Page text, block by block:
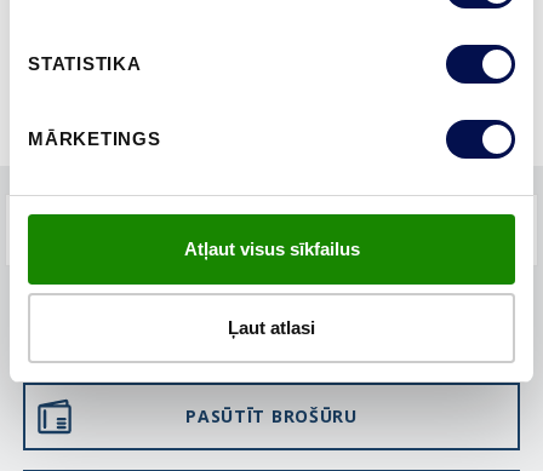
STATISTIKA
MĀRKETINGS
Atļaut visus sīkfailus
Ļaut atlasi
KUR IEGĀDĀTIES
PASŪTĪT BROŠŪRU